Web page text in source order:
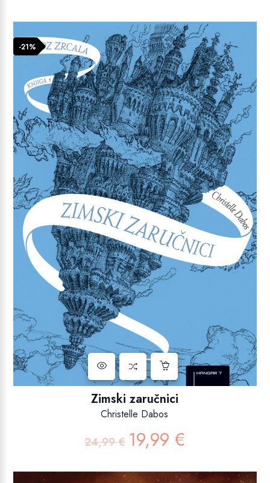
-21%
Zimski zaručnici
Christelle Dabos
24,99€ Izvorna
cijena
19,99 €